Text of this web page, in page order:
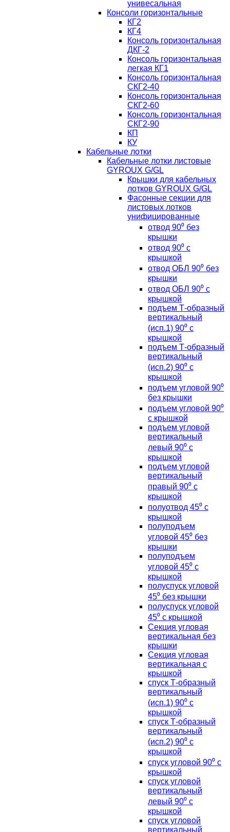
унивесальная
Консоли горизонтальные
КГ2
КГ4
Консоль горизонтальная
ДКГ-2
Консоль горизонтальная
легкая КГ1
Консоль горизонтальная
СКГ2-40
Консоль горизонтальная
СКГ2-60
Консоль горизонтальная
СКГ2-90
КП
КУ
Кабельные лотки
Кабельные лотки листовые
GYROUX G/GL
Крышки для кабельных
лотков GYROUX G/GL
Фасонные секции для
листовых лотков
унифицированные
отвод 90⁰ без
крышки
отвод 90⁰ с
крышкой
отвод ОБЛ 90⁰ без
крышки
отвод ОБЛ 90⁰ с
крышкой
подъем Т-образный
вертикальный
(исп.1) 90⁰ с
крышкой
подъем Т-образный
вертикальный
(исп.2) 90⁰ с
крышкой
подъем угловой 90⁰
без крышки
подъем угловой 90⁰
с крышкой
подъем угловой
вертикальный
левый 90⁰ с
крышкой
подъем угловой
вертикальный
правый 90⁰ с
крышкой
полуотвод 45⁰ с
крышкой
полуподъем
угловой 45⁰ без
крышки
полуподъем
угловой 45⁰ с
крышкой
полуспуск угловой
45⁰ без крышки
полуспуск угловой
45⁰ с крышкой
Секция угловая
вертикальная без
крышки
Секция угловая
вертикальная с
крышкой
спуск Т-образный
вертикальный
(исп.1) 90⁰ с
крышкой
спуск Т-образный
вертикальный
(исп.2) 90⁰ с
крышкой
спуск угловой 90⁰ с
крышкой
спуск угловой
вертикальный
левый 90⁰ с
крышкой
спуск угловой
вертикальный